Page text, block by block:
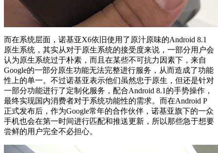
而在系统层面，诺基亚X6依旧使用了原汁原味的Android 8.1
原生系统，其实从对于原生系统的接受度来说，一部分用户会
认为原生系统过于朴素，而且在某些不可抗力因素下，来自
Google的一部分原生功能无法完整进行服务，从而造成了功能
性上的单一。不过诺基亚表示他们虽然忠于原生，但还是针对
一部分功能进行了定制化服务，配合Android 8.1的手势操作，
最终实现国内消费者对于系统功能性的需求。而在Android P
正式发布后，作为Google常年的合作伙伴，诺基亚旗下的一众
手机也会在第一时间进行匹配和推送更新，所以那些急于想要
尝鲜的用户完全不必担心。